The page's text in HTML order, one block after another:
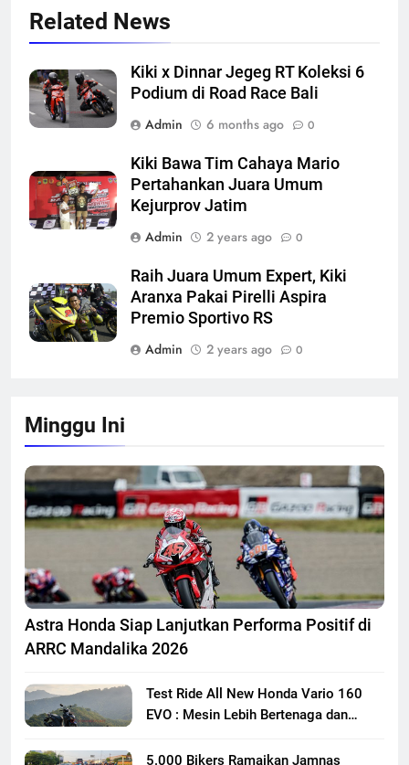
Related News
Kiki x Dinnar Jegeg RT Koleksi 6
Podium di Road Race Bali
Admin
6 months ago 0
Kiki Bawa Tim Cahaya Mario
Pertahankan Juara Umum
Kejurprov Jatim
Admin
2 years ago 0
Raih Juara Umum Expert, Kiki
Aranxa Pakai Pirelli Aspira
Premio Sportivo RS
Admin
2 years ago 0
Minggu Ini
Astra Honda Siap Lanjutkan Performa Positif di
ARRC Mandalika 2026
Test Ride All New Honda Vario 160
EVO : Mesin Lebih Bertenaga dan
5.000 Bikers Ramaikan Jamnas